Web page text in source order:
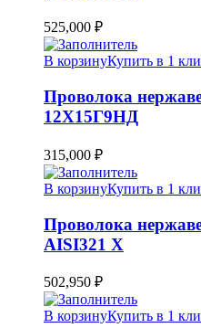
525,000 ₽
В корзинуКупить в 1
Проволока
12Х15Г9НД
315,000 ₽
В корзинуКупить в 1
Проволока
AISI321 Х
502,950 ₽
В корзинуКупить в 1